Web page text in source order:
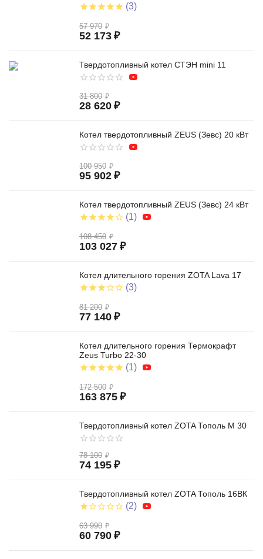
(3)
57 970 ₽
52 173 ₽
Твердотопливный котел СТЭН mini 11
31 800 ₽
28 620 ₽
Котел твердотопливный ZEUS (Зевс) 20 кВт
100 950 ₽
95 902 ₽
Котел твердотопливный ZEUS (Зевс) 24 кВт
(1)
108 450 ₽
103 027 ₽
Котел длительного горения ZOTA Lava 17
(3)
81 200 ₽
77 140 ₽
Котел длительного горения Термокрафт
Zeus Turbo 22-30
(1)
172 500 ₽
163 875 ₽
Твердотопливный котел ZOTA Тополь М 30
78 100 ₽
74 195 ₽
Твердотопливный котел ZOTA Тополь 16ВК
(2)
63 990 ₽
60 790 ₽